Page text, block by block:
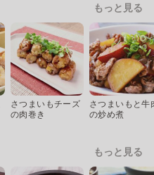
もっと見る
さつまいもチーズ
の肉巻き
さつまいもと牛
の炒め煮
もっと見る